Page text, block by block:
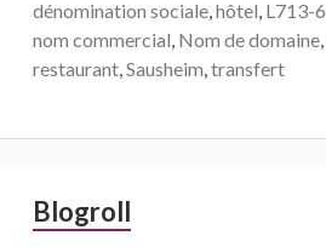
dénomination sociale,hôtel, L713-6
nom commercial, Nom de domaine,
restaurant,Sausheim,transfert
Barre
Blogroll